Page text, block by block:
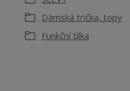
Dámská trička, topy
Funkční tílka